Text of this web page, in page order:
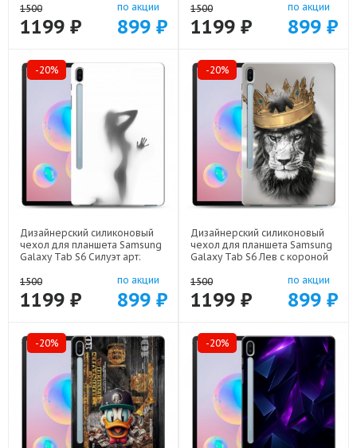
1500
1199 ₽
по акции
899 ₽
1500
1199 ₽
по акции
899 ₽
-20%
Дизайнерский силиконовый
чехол для планшета Samsung
Galaxy Tab S6 Силуэт арт:
1500
1199 ₽
по акции
899 ₽
-20%
Дизайнерский силиконовый
чехол для планшета Samsung
Galaxy Tab S6 Лев с короной
1500
1199 ₽
по акции
899 ₽
-20% -20%